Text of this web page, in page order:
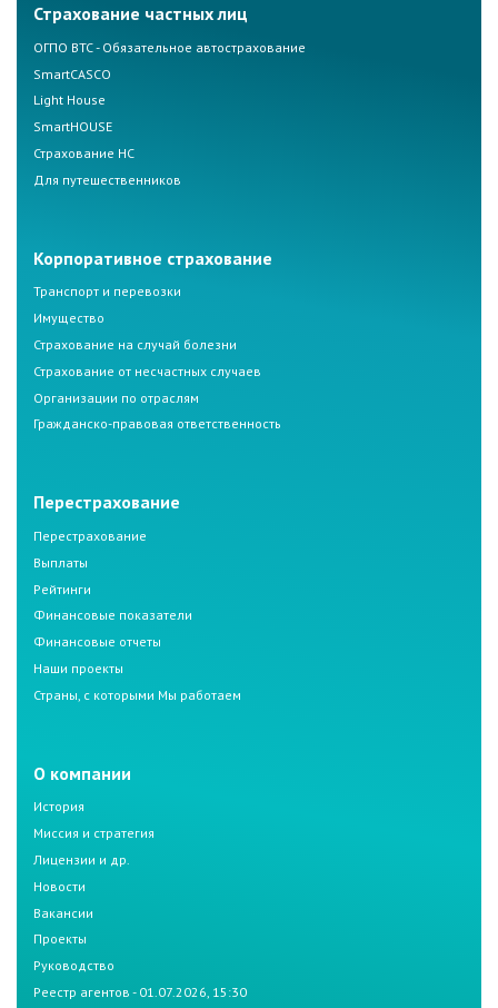
Страхование частных лиц
ОГПО ВТС - Обязательное автострахование
SmartCASCO
Light House
SmartHOUSE
Страхование НС
Для путешественников
Корпоративное страхование
Транспорт и перевозки
Имущество
Страхование на случай болезни
Страхование от несчастных случаев
Организации по отраслям
Гражданско-правовая ответственность
Перестрахование
Перестрахование
Выплаты
Рейтинги
Финансовые показатели
Финансовые отчеты
Наши проекты
Страны, с которыми Мы работаем
О компании
История
Миссия и стратегия
Лицензии и др.
Новости
Вакансии
Проекты
Руководство
Реестр агентов - 01.07.2026, 15:30